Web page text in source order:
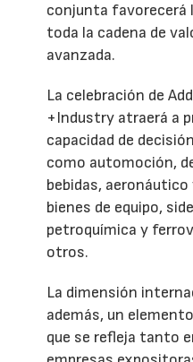
conjunta favorecerá
toda la cadena de
avanzada.
La celebración de
+Industry atraerá a
capacidad de
como automoción,
bebidas,
bienes de equipo,
petroquímica y
otros.
La dimensión
además, un
que se refleja tanto